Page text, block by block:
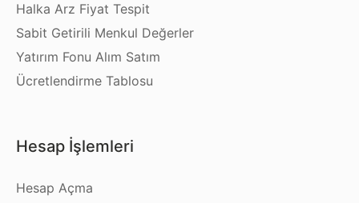
Halka Arz Fiyat Tespit
Sabit Getirili Menkul Değerler
Yatırım Fonu Alım Satım
Ücretlendirme Tablosu
Hesap İşlemleri
Hesap Açma